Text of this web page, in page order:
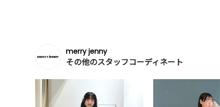
merry jenny
その他のスタッフコーディネート